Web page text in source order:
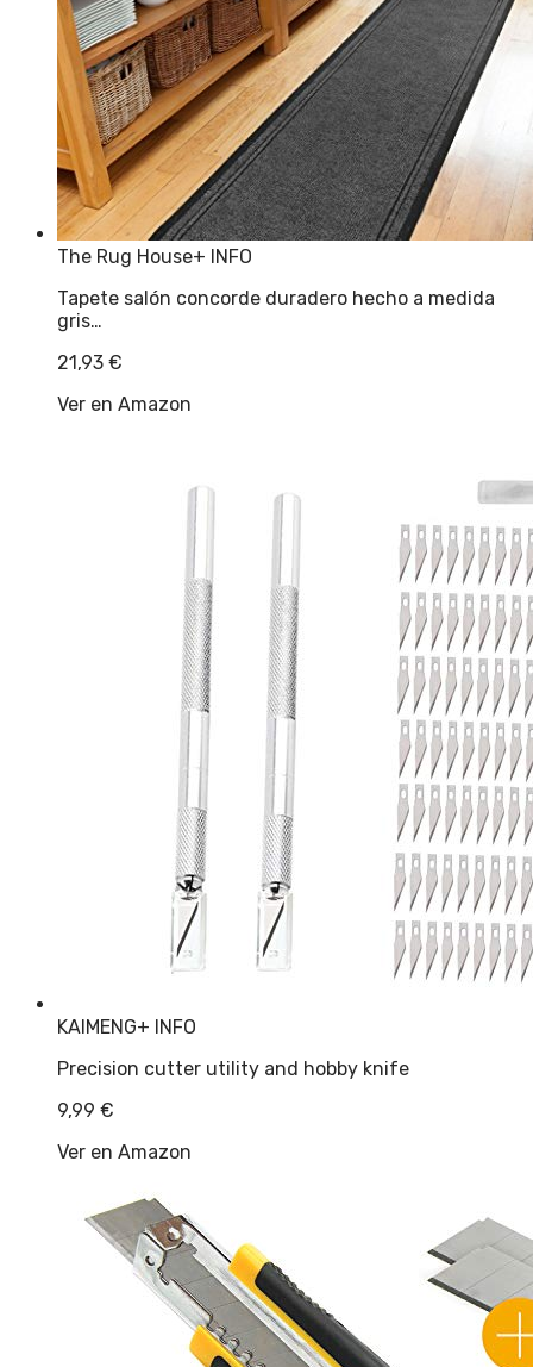
The Rug House+ INFO
Tapete salón concorde duradero hecho a medida
gris…
21,93 €
Ver en Amazon
KAIMENG+ INFO
Precision cutter utility and hobby knife
9,99 €
Ver en Amazon